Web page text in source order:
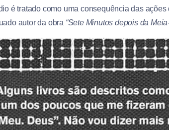
é tratado como uma consequência das
autor da obra “Sete Minutos depois da